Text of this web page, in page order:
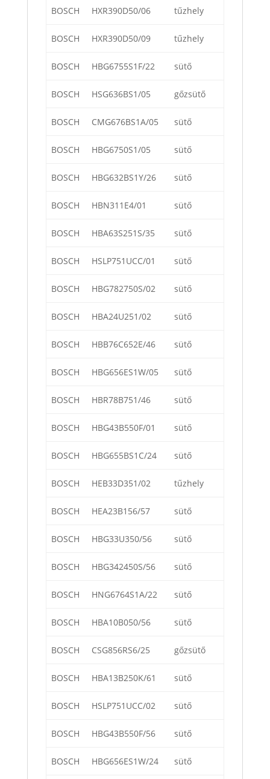
BOSCH HXR390D50/06 tűzhely
BOSCH HXR390D50/09 tűzhely
BOSCH HBG6755S1F/22 sütő
BOSCH HSG636BS1/05 gőzsütő
BOSCH CMG676BS1A/05 sütő
BOSCH HBG6750S1/05 sütő
BOSCH HBG632BS1Y/26 sütő
BOSCH HBN311E4/01 sütő
BOSCH HBA63S251S/35 sütő
BOSCH HSLP751UCC/01 sütő
BOSCH HBG782750S/02 sütő
BOSCH HBA24U251/02 sütő
BOSCH HBB76C652E/46 sütő
BOSCH HBG656ES1W/05 sütő
BOSCH HBR78B751/46 sütő
BOSCH HBG43B550F/01 sütő
BOSCH HBG655BS1C/24 sütő
BOSCH HEB33D351/02 tűzhely
BOSCH HEA23B156/57 sütő
BOSCH HBG33U350/56 sütő
BOSCH HBG342450S/56 sütő
BOSCH HNG6764S1A/22 sütő
BOSCH HBA10B050/56 sütő
BOSCH CSG856RS6/25 gőzsütő
BOSCH HBA13B250K/61 sütő
BOSCH HSLP751UCC/02 sütő
BOSCH HBG43B550F/56 sütő
BOSCH HBG656ES1W/24 sütő